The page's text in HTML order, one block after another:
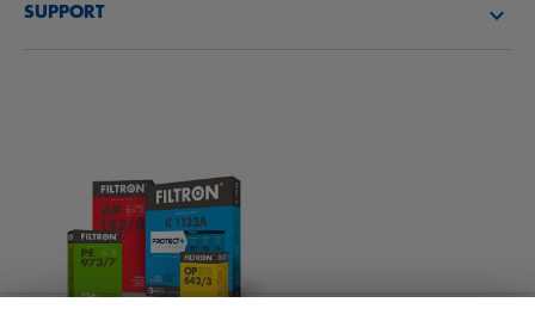
PROTECT+
SUPPORT
FAQ